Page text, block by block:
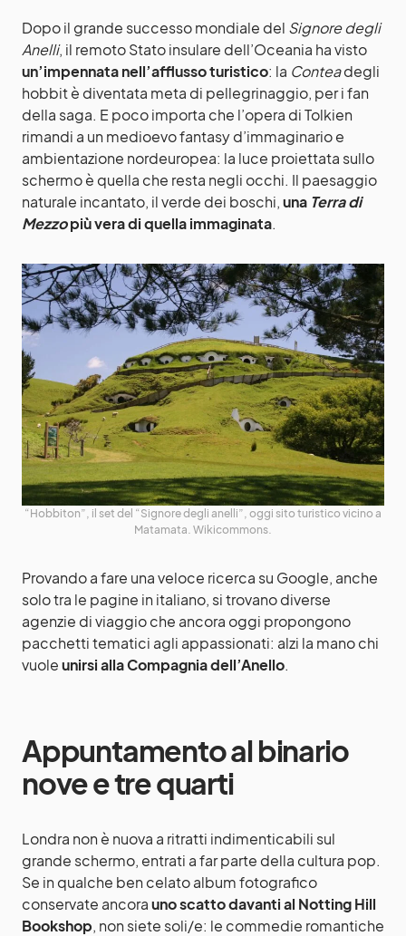
Dopo il grande successo mondiale del Signore degli
Anelli, il remoto Stato insulare dell’Oceania ha visto
un’impennata nell’afflusso turistico: la Conteadegli
hobbit è diventata meta di pellegrinaggio, per i fan
della saga. E poco importa che l’opera di Tolkien
rimandi a un medioevo fantasy d’immaginario e
ambientazione nordeuropea: la luce proiettata sullo
schermo è quella che resta negli occhi. Il paesaggio
naturale incantato, il verde dei boschi,una Terra di
Mezzopiù vera di quella immaginata.
“Hobbiton”, il set del “Signore degli anelli”, oggi sito turistico vicino a
Matamata. Wikicommons.
Provando a fare una veloce ricerca su Google, anche
solo tra le pagine in italiano, si trovano diverse
agenzie di viaggio che ancora oggi propongono
pacchetti tematici agli appassionati: alzi la mano chi
vuoleunirsi alla Compagnia dell’Anello.
Appuntamento al binario
nove e tre quarti
Londra non è nuova a ritratti indimenticabili sul
grande schermo, entrati a far parte della cultura pop.
Se in qualche ben celato album fotografico
conservate ancorauno scatto davanti al Notting Hill
Bookshop, non siete soli/e: le commedie romantiche